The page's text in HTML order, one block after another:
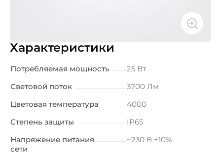
Характеристики
Потребляемая мощность
25 Вт
Световой поток
3700 Лм
Цветовая температура
4000
Степень защиты
IP65
Напряжение питания
сети
~230 В ±10%